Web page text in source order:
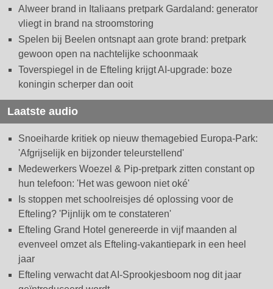
Alweer brand in Italiaans pretpark Gardaland: generator
vliegt in brand na stroomstoring
Spelen bij Beelen ontsnapt aan grote brand: pretpark
gewoon open na nachtelijke schoonmaak
Toverspiegel in de Efteling krijgt AI-upgrade: boze
koningin scherper dan ooit
Laatste audio
Snoeiharde kritiek op nieuw themagebied Europa-Park:
'Afgrijselijk en bijzonder teleurstellend'
Medewerkers Woezel & Pip-pretpark zitten constant op
hun telefoon: 'Het was gewoon niet oké'
Is stoppen met schoolreisjes dé oplossing voor de
Efteling? 'Pijnlijk om te constateren'
Efteling Grand Hotel genereerde in vijf maanden al
evenveel omzet als Efteling-vakantiepark in een heel
jaar
Efteling verwacht dat AI-Sprookjesboom nog dit jaar